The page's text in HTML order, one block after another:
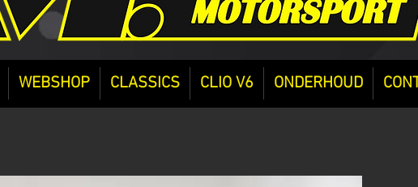
WEBSHOP CLASSICS CLIO V6 ONDERHOUD